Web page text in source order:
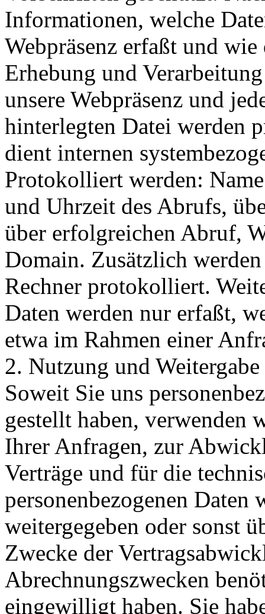
Informationen, welche
Webpräsenz erfaßt und
Erhebung und
unsere Webpräsenz und
hinterlegten Datei werden
dient internen
Protokolliert werden:
und Uhrzeit des Abrufs,
über erfolgreichen Abruf,
Domain. Zusätzlich
Rechner protokolliert.
Daten werden nur erfaßt,
etwa im Rahmen einer
2. Nutzung und
Soweit Sie uns
gestellt haben, verwenden
Ihrer Anfragen, zur
Verträge und für die
personenbezogenen Daten
weitergegeben oder sonst
Zwecke der
Abrechnungszwecken
eingewilligt haben. Sie